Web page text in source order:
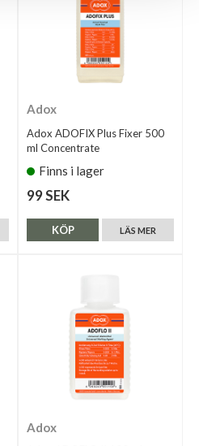
Adox
Adox ADOFIX Plus Fixer 500
ml Concentrate
Finns i lager
99 SEK
LÄS MER
KÖP
Adox